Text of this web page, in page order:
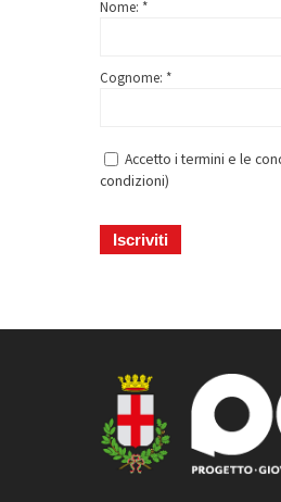
Nome: *
Cognome: *
Accetto i termini e le
condizioni)